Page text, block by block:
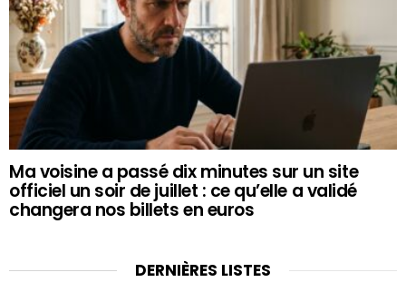
Ma voisine a passé dix minutes sur un site
officiel un soir de juillet : ce qu’elle a validé
changera nos billets en euros
DERNIÈRES LISTES